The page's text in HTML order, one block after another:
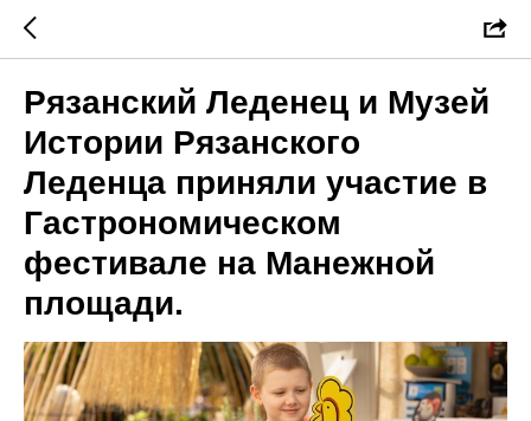
Рязанский Леденец и Музей
Истории Рязанского
Леденца приняли участие в
Гастрономическом
фестивале на Манежной
площади.